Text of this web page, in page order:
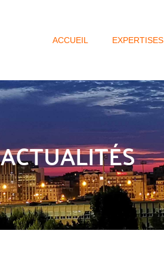
ACCUEIL EXPERTISES
ACTUALITÉS